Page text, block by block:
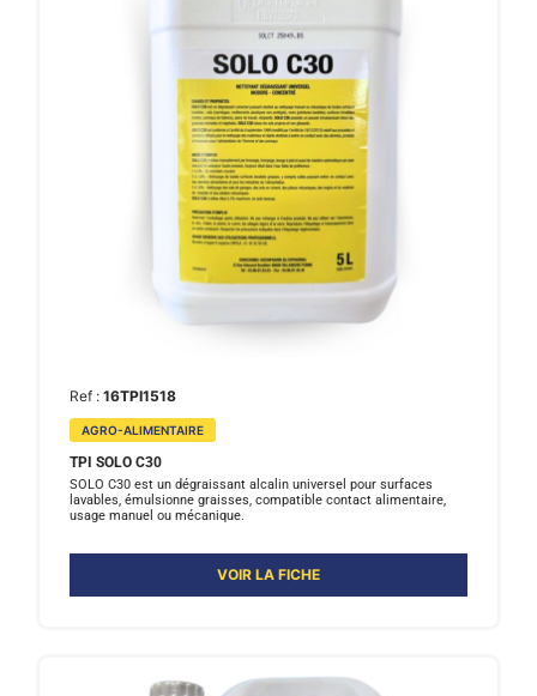
Ref : 16TPI1518
AGRO-ALIMENTAIRE
TPI SOLO C30
SOLO C30 est un dégraissant alcalin universel pour surfaces
lavables, émulsionne graisses, compatible contact alimentaire,
usage manuel ou mécanique.
VOIR LA FICHE